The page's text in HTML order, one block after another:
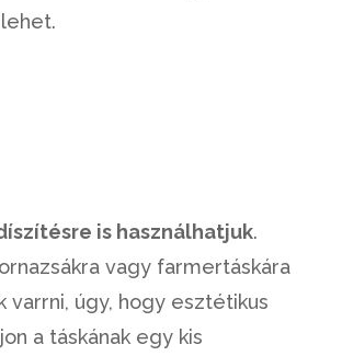
is használhatjuk.
vagy farmertáskára
varrni, úgy, hogy esztétikus
a táskának egy kis